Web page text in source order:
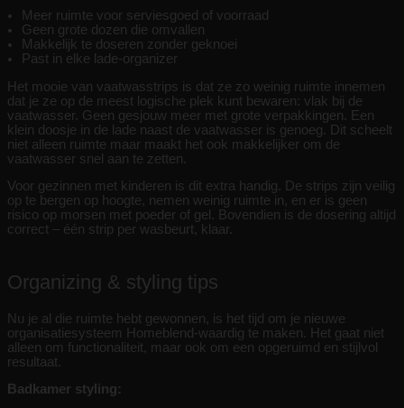
Meer ruimte voor serviesgoed of voorraad
Geen grote dozen die omvallen
Makkelijk te doseren zonder geknoei
Past in elke lade-organizer
Het mooie van vaatwasstrips is dat ze zo weinig ruimte innemen
dat je ze op de meest logische plek kunt bewaren: vlak bij de
vaatwasser. Geen gesjouw meer met grote verpakkingen. Een
klein doosje in de lade naast de vaatwasser is genoeg. Dit scheelt
niet alleen ruimte maar maakt het ook makkelijker om de
vaatwasser snel aan te zetten.
Voor gezinnen met kinderen is dit extra handig. De strips zijn veilig
op te bergen op hoogte, nemen weinig ruimte in, en er is geen
risico op morsen met poeder of gel. Bovendien is de dosering altijd
correct – één strip per wasbeurt, klaar.
Organizing & styling tips
Nu je al die ruimte hebt gewonnen, is het tijd om je nieuwe
organisatiesysteem Homeblend-waardig te maken. Het gaat niet
alleen om functionaliteit, maar ook om een opgeruimd en stijlvol
resultaat.
Badkamer styling: